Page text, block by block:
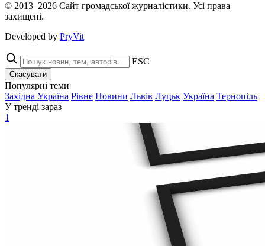
© 2013–2026 Сайт громадської журналістики. Усі права
захищені.
Developed by PryVit
ESC
Скасувати
Популярні теми
Західна Україна Рівне Новини Львів Луцьк Україна Тернопіль
У тренді зараз
1